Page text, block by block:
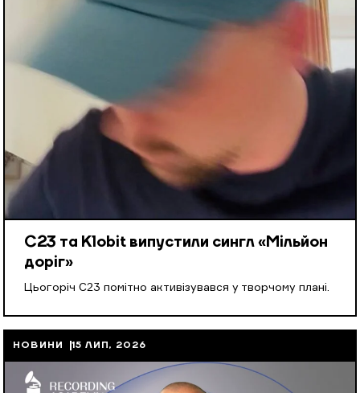
С23 та Klobit випустили сингл «Мільйон
доріг»
Цьогоріч С23 помітно активізувався у творчому плані.
НОВИНИ 15 ЛИП, 2026